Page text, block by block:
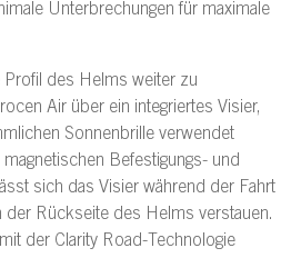
Unterbrechungen für maximale
des Helms weiter zu
Air über ein integriertes Visier,
Sonnenbrille verwendet
Befestigungs- und
sich das Visier während der Fahrt
der Rückseite des Helms verstauen.
der Clarity Road-Technologie